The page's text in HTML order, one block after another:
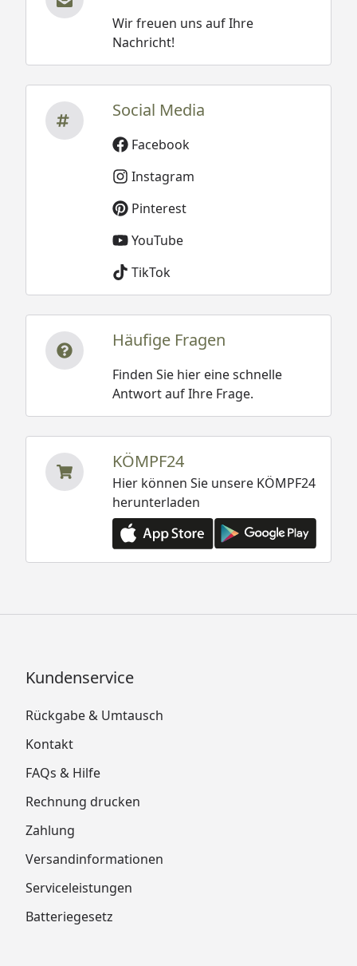
Wir freuen uns auf Ihre
Nachricht!
Social Media
Facebook
Instagram
Pinterest
YouTube
TikTok
Häufige Fragen
Finden Sie hier eine schnelle
Antwort auf Ihre Frage.
KÖMPF24
Hier können Sie unsere KÖMPF24
herunterladen
Kundenservice
Rückgabe & Umtausch
Kontakt
FAQs & Hilfe
Rechnung drucken
Zahlung
Versandinformationen
Serviceleistungen
Batteriegesetz